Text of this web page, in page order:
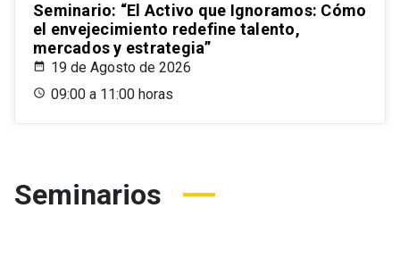
Seminario: “El Activo que Ignoramos: Cómo
el envejecimiento redefine talento,
mercados y estrategia”
19 de Agosto de 2026
09:00 a 11:00 horas
Seminarios